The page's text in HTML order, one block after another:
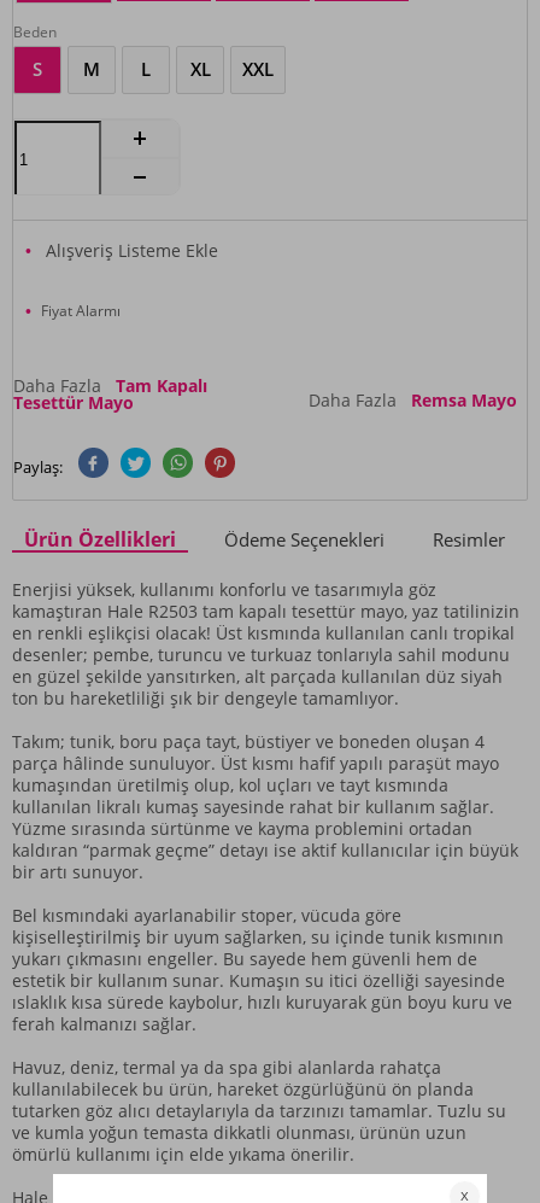
Beden
S M L XL XXL
Alışveriş Listeme Ekle
Fiyat Alarmı
Daha Fazla Tam Kapalı
Tesettür Mayo Daha Fazla Remsa Mayo
Paylaş:
Ürün Özellikleri Ödeme Seçenekleri Resimler
Enerjisi yüksek, kullanımı konforlu ve tasarımıyla göz
kamaştıran Hale R2503 tam kapalı tesettür mayo, yaz tatilinizin
en renkli eşlikçisi olacak! Üst kısmında kullanılan canlı tropikal
desenler; pembe, turuncu ve turkuaz tonlarıyla sahil modunu
en güzel şekilde yansıtırken, alt parçada kullanılan düz siyah
ton bu hareketliliği şık bir dengeyle tamamlıyor.
Takım; tunik, boru paça tayt, büstiyer ve boneden oluşan 4
parça hâlinde sunuluyor. Üst kısmı hafif yapılı paraşüt mayo
kumaşından üretilmiş olup, kol uçları ve tayt kısmında
kullanılan likralı kumaş sayesinde rahat bir kullanım sağlar.
Yüzme sırasında sürtünme ve kayma problemini ortadan
kaldıran “parmak geçme” detayı ise aktif kullanıcılar için büyük
bir artı sunuyor.
Bel kısmındaki ayarlanabilir stoper, vücuda göre
kişiselleştirilmiş bir uyum sağlarken, su içinde tunik kısmının
yukarı çıkmasını engeller. Bu sayede hem güvenli hem de
estetik bir kullanım sunar. Kumaşın su itici özelliği sayesinde
ıslaklık kısa sürede kaybolur, hızlı kuruyarak gün boyu kuru ve
ferah kalmanızı sağlar.
Havuz, deniz, termal ya da spa gibi alanlarda rahatça
kullanılabilecek bu ürün, hareket özgürlüğünü ön planda
tutarken göz alıcı detaylarıyla da tarzınızı tamamlar. Tuzlu su
ve kumla yoğun temasta dikkatli olunması, ürünün uzun
ömürlü kullanımı için elde yıkama önerilir.
Hale R2503, aktif yüzücüler için düşünülmüş konforlu